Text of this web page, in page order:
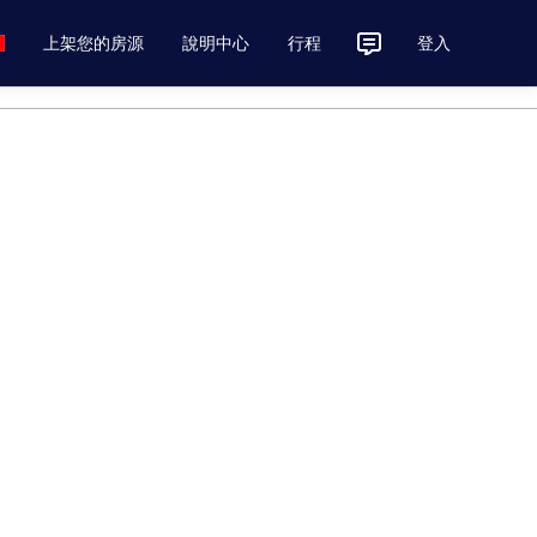
上架您的房源 說明中心 行程 登入